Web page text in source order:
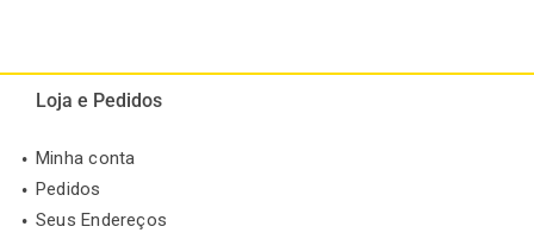
Loja e Pedidos
Minha conta
Pedidos
Seus Endereços